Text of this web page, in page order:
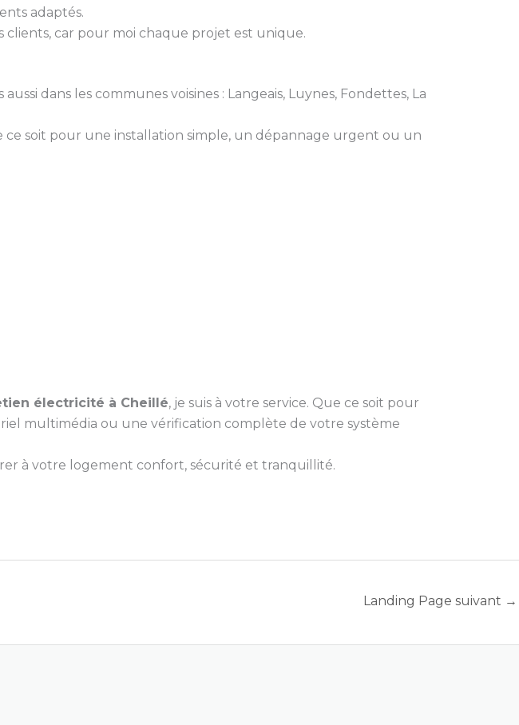
adaptés.
clients, car pour moi chaque projet est unique.
aussi dans les communes voisines : Langeais, Luynes, Fondettes, La
soit pour une installation simple, un dépannage urgent ou un
électricité à Cheillé, je suis à votre service. Que ce soit pour
multimédia ou une vérification complète de votre système
à votre logement confort, sécurité et tranquillité.
Landing Page suivant →